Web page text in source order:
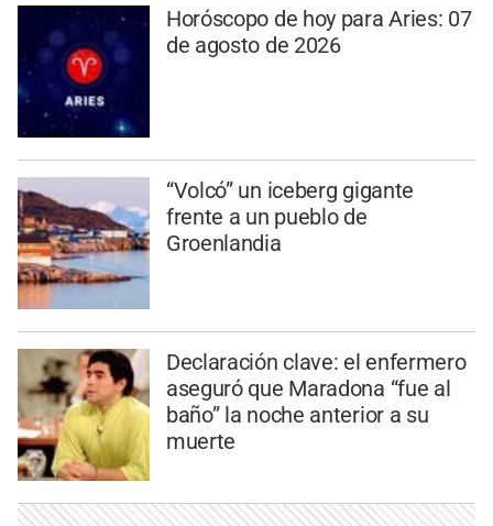
Horóscopo de hoy para Aries: 07
de agosto de 2026
“Volcó” un iceberg gigante
frente a un pueblo de
Groenlandia
Declaración clave: el enfermero
aseguró que Maradona “fue al
baño” la noche anterior a su
muerte